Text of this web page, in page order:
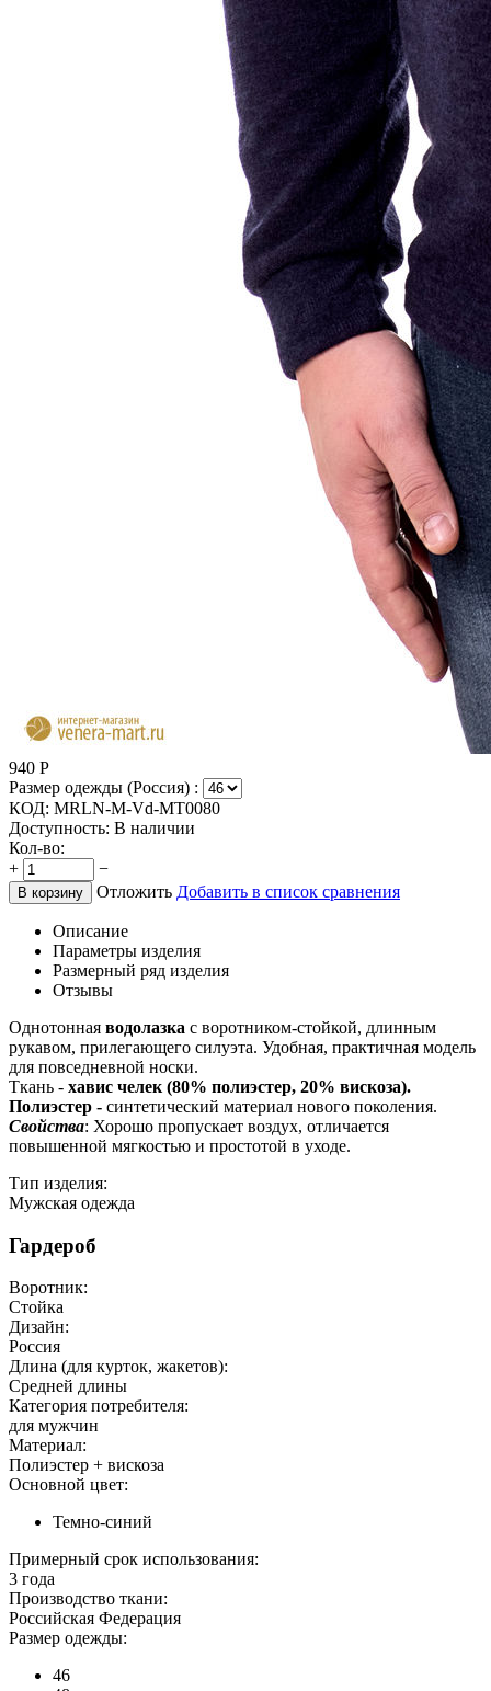
940 Р
Размер одежды (Россия) :
КОД: MRLN-M-Vd-MT0080
Доступность: В наличии
Кол-во:
+
−
В корзину Отложить Добавить в список сравнения
Описание
Параметры изделия
Размерный ряд изделия
Отзывы
Однотонная водолазка с воротником-стойкой, длинным
рукавом, прилегающего силуэта. Удобная, практичная модель
для повседневной носки.
Ткань - хавис челек (80% полиэстер, 20% вискоза).
Полиэстер - синтетический материал нового поколения.
Свойства: Хорошо пропускает воздух, отличается
повышенной мягкостью и простотой в уходе.
Тип изделия:
Мужская одежда
Гардероб
Воротник:
Стойка
Дизайн:
Россия
Длина (для курток, жакетов):
Средней длины
Категория потребителя:
для мужчин
Материал:
Полиэстер + вискоза
Основной цвет:
Темно-синий
Примерный срок использования:
3 года
Производство ткани:
Российская Федерация
Размер одежды:
46